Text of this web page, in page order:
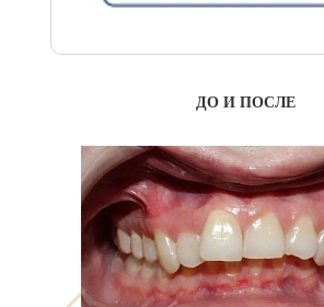
ДО И ПОСЛЕ